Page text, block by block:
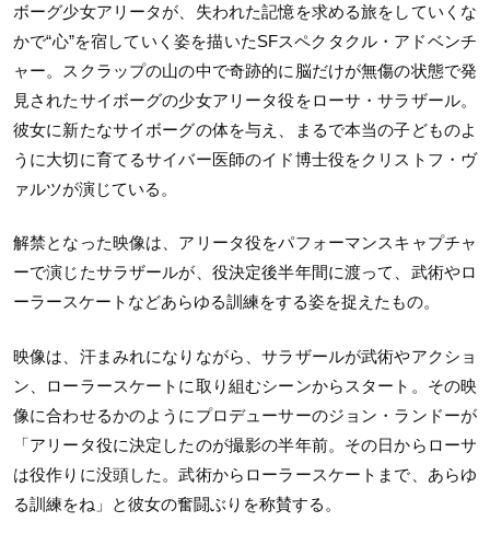
ボーグ少女アリータが、失われた記憶を求める旅をしていくな
かで“心”を宿していく姿を描いたSFスペクタクル・アドベンチ
ャー。スクラップの山の中で奇跡的に脳だけが無傷の状態で発
見されたサイボーグの少女アリータ役をローサ・サラザール。
彼女に新たなサイボーグの体を与え、まるで本当の子どものよ
うに大切に育てるサイバー医師のイド博士役をクリストフ・ヴ
ァルツが演じている。
解禁となった映像は、アリータ役をパフォーマンスキャプチャ
ーで演じたサラザールが、役決定後半年間に渡って、武術やロ
ーラースケートなどあらゆる訓練をする姿を捉えたもの。
映像は、汗まみれになりながら、サラザールが武術やアクショ
ン、ローラースケートに取り組むシーンからスタート。その映
像に合わせるかのようにプロデューサーのジョン・ランドーが
「アリータ役に決定したのが撮影の半年前。その日からローサ
は役作りに没頭した。武術からローラースケートまで、あらゆ
る訓練をね」と彼女の奮闘ぶりを称賛する。